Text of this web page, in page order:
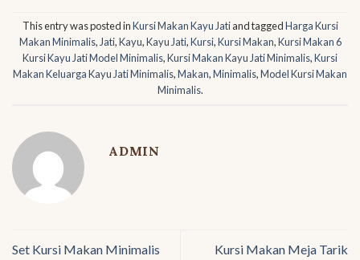
This entry was posted inKursi Makan Kayu Jatiand taggedHarga Kursi
Makan Minimalis,Jati,Kayu,Kayu Jati,Kursi,Kursi Makan,Kursi Makan 6
Kursi Kayu Jati Model Minimalis,Kursi Makan Kayu Jati Minimalis,Kursi
Makan Keluarga Kayu Jati Minimalis,Makan,Minimalis,Model Kursi Makan
Minimalis.
ADMIN
Set Kursi Makan Minimalis Kursi Makan Meja Tarik